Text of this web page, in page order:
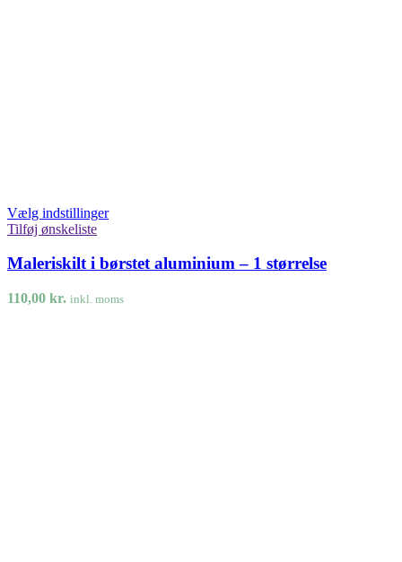
Vælg indstillinger
Tilføj ønskeliste
Maleriskilt i børstet aluminium – 1 størrelse
110,00 kr. inkl. moms